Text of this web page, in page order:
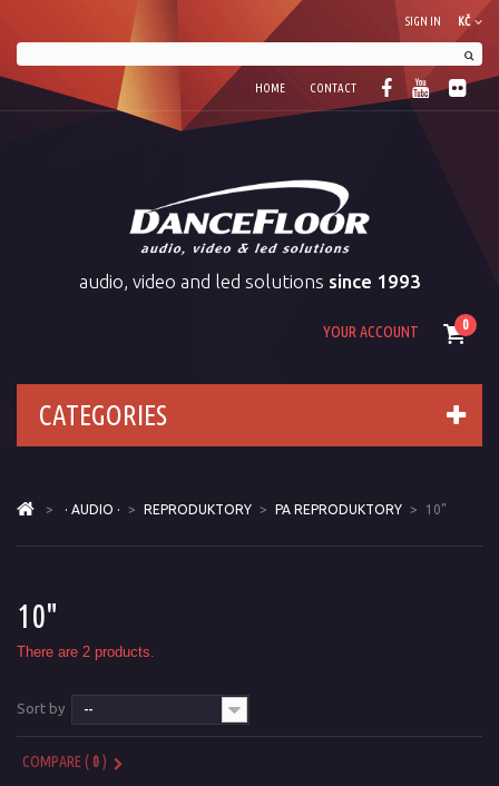
KČ
SIGN IN
HOME CONTACT
audio, video and led solutions since 1993
0
YOUR ACCOUNT
CATEGORIES
> · AUDIO · > REPRODUKTORY > PA REPRODUKTORY > 10"
10"
There are 2 products.
Sort by --
COMPARE (0)